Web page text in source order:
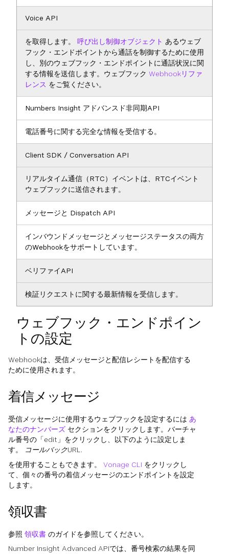
Voice API
を取得します。 呼び出し制御オブジェクト あるウェブ
フック・エンドポイントから通話を制御するために使用
し、別のウェブフック・エンドポイントに通話状況に関
する情報を送信します。ウェブフック Webhookリファ
レンス をご覧ください。
Numbers Insight アドバンスド非同期API
電話番号に関する完全な情報を受信する。
Client SDK / Conversation API
リアルタイム通信（RTC）イベントは、RTCイベント
ウェブフックに送信されます。
メッセージと Dispatch API
インバウンドメッセージとメッセージステータスの両方
のWebhookをサポートしています。
ベリファイAPI
検証リクエストに関する最新情報を受信します。
ウェブフック・エンドポイン
トの設定
Webhookは、受信メッセージと配信レシートを配信する
ために使用されます。
着信メッセージ
受信メッセージに使用するウェブフックを設定するには あ
なたのナンバーズ セクションをクリックします。バーチャ
ル番号の「edit」をクリックし、以下のように設定しま
す。
コールバックURL .
を使用することもできます。 Vonage CLI をクリックし
て、個々の番号の着信メッセージのエンドポイントを設定
します。
領収書
参照 領収書 のガイドを参照してください。
Number Insight Advanced APIでは、番号検索の結果を同